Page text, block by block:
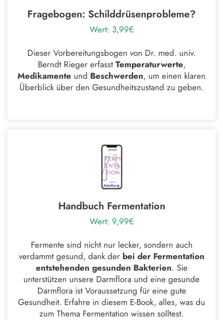
Fragebogen: Schilddrüsenprobleme?
Wert: 3,99€
Dieser Vorbereitungsbogen von Dr. med. univ.
Berndt Rieger erfasst Temperaturwerte,
Medikamente und Beschwerden, um einen klaren
Überblick über den Gesundheitszustand zu geben.
Handbuch Fermentation
Wert: 9,99€
Fermente sind nicht nur lecker, sondern auch
verdammt gesund, dank der bei der Fermentation
entstehenden gesunden Bakterien. Sie
unterstützen unsere Darmflora und eine gesunde
Darmflora ist Voraussetzung für eine gute
Gesundheit. Erfahre in diesem E-Book, alles, was du
zum Thema Fermentation wissen solltest.